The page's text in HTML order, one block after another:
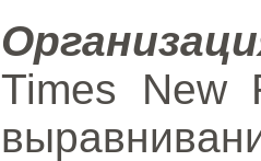
Times New